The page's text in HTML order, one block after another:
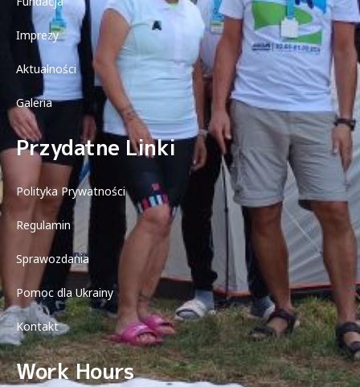
Imprezy
Aktualności
Galeria
Przydatne Linki
Polityka Prywatności
Regulamin
Sprawozdania
Pomoc dla Ukrainy
Kontakt
Work Hours